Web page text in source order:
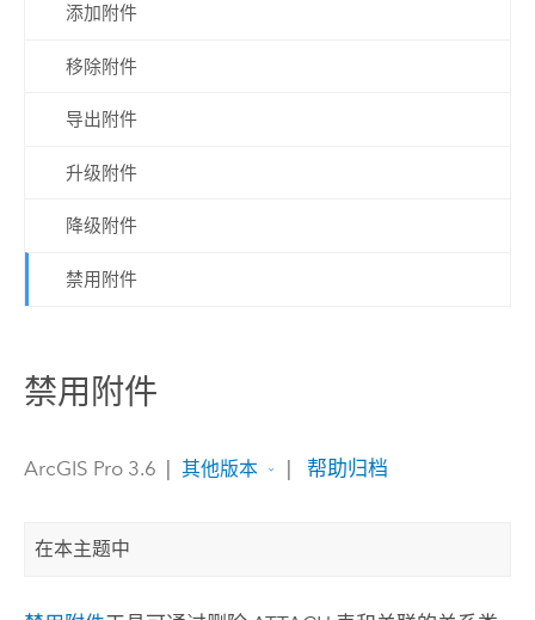
添加附件
移除附件
导出附件
升级附件
降级附件
禁用附件
禁用附件
ArcGIS Pro 3.6 | 其他版本 | 帮助归档
在本主题中